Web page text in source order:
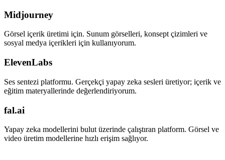
Midjourney
Görsel içerik üretimi için. Sunum görselleri, konsept çizimleri ve
sosyal medya içerikleri için kullanıyorum.
ElevenLabs
Ses sentezi platformu. Gerçekçi yapay zeka sesleri üretiyor; içerik ve
eğitim materyallerinde değerlendiriyorum.
fal.ai
Yapay zeka modellerini bulut üzerinde çalıştıran platform. Görsel ve
video üretim modellerine hızlı erişim sağlıyor.